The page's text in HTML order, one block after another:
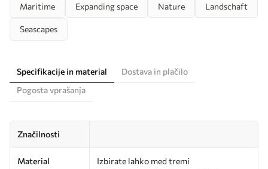
Maritime Expanding space Nature Landschaft
Seascapes
Specifikacije in material
Dostava in plačilo
Pogosta vprašanja
Značilnosti
Material
Izbirate lahko med tremi